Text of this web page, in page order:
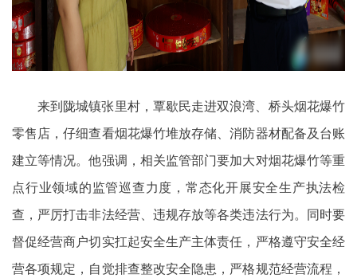
来到陇城镇张里村，覃歇民走进双浪湾、桥头烟花爆竹
零售店，仔细查看烟花爆竹堆放存储、消防器材配备及台账
建立等情况。他强调，相关监管部门要加大对烟花爆竹等重
点行业领域的监管巡查力度，常态化开展安全生产执法检
查，严厉打击非法经营、违规存放等各类违法行为。同时要
督促经营商户切实扛起安全生产主体责任，严格遵守安全经
营各项规定，自觉排查整改安全隐患，严格规范经营流程，